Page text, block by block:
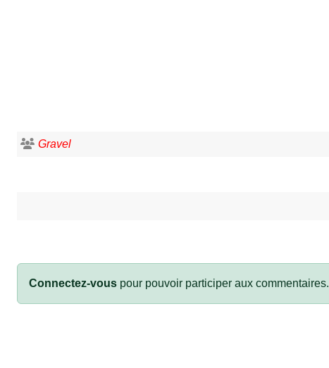
Gravel
Connectez-vous pour pouvoir participer aux commentaires.